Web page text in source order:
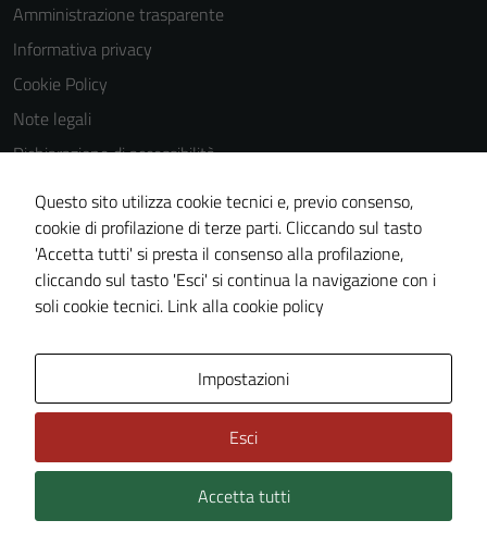
Amministrazione trasparente
Informativa privacy
Cookie Policy
Note legali
Dichiarazione di accessibilità
Dichiarazione di accessibilità Servizi
Whistleblowing
Piano di miglioramento del sito
Area riservata
Technical Design s.r.l.
Questo sito utilizza cookie tecnici e, previo consenso,
cookie di profilazione di terze parti. Cliccando sul tasto
'Accetta tutti' si presta il consenso alla profilazione,
cliccando sul tasto 'Esci' si continua la navigazione con i
soli cookie tecnici. Link alla cookie policy
Impostazioni
Esci
Accetta tutti